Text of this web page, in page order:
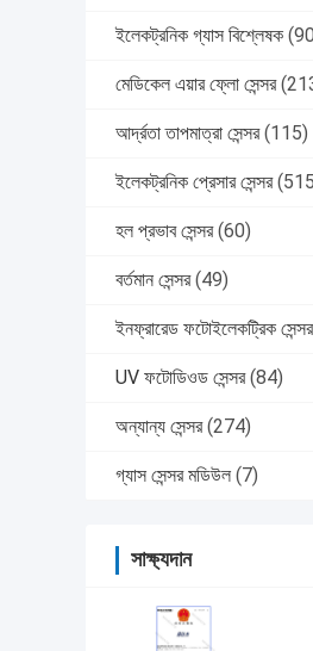
ইলেকট্রনিক গ্যাস বিশ্লেষক
মেডিকেল এয়ার ফ্লো সেন্সর
আর্দ্রতা তাপমাত্রা সেন্সর (115)
ইলেকট্রনিক প্রেসার সেন্সর
হল প্রভাব সেন্সর (60)
বর্তমান সেন্সর (49)
ইনফ্রারেড ফটোইলেকট্রিক সেন্সর
UV ফটোডিওড সেন্সর (84)
অন্যান্য সেন্সর (274)
গ্যাস সেন্সর মডিউল (7)
সাক্ষ্যদান